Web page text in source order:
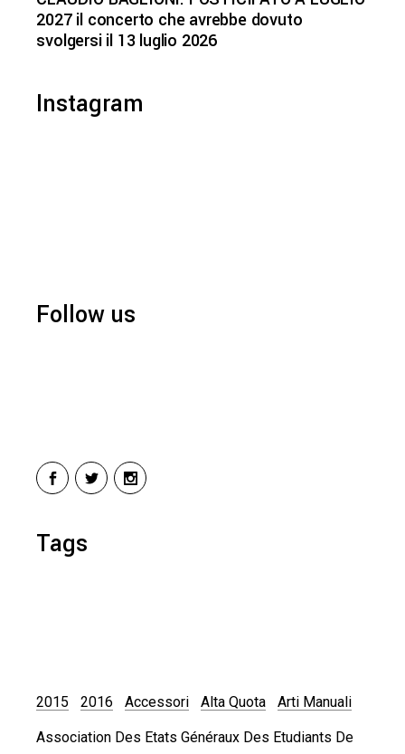
2027 il concerto che avrebbe dovuto
svolgersi il 13 luglio 2026
Instagram
Follow us
Tags
2015 2016 Accessori Alta Quota Arti Manuali
Association Des Etats Généraux Des Etudiants De